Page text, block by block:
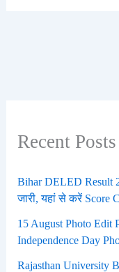
Recent Posts
Bihar DELED Result
जारी, यहां से करें Score
15 August Photo Edit
Independence Day
Rajasthan University